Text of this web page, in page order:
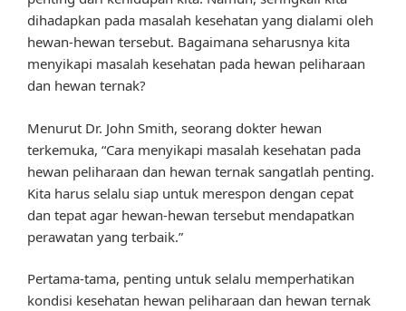
dihadapkan pada masalah kesehatan yang dialami oleh
hewan-hewan tersebut. Bagaimana seharusnya kita
menyikapi masalah kesehatan pada hewan peliharaan
dan hewan ternak?
Menurut Dr. John Smith, seorang dokter hewan
terkemuka, “Cara menyikapi masalah kesehatan pada
hewan peliharaan dan hewan ternak sangatlah penting.
Kita harus selalu siap untuk merespon dengan cepat
dan tepat agar hewan-hewan tersebut mendapatkan
perawatan yang terbaik.”
Pertama-tama, penting untuk selalu memperhatikan
kondisi kesehatan hewan peliharaan dan hewan ternak